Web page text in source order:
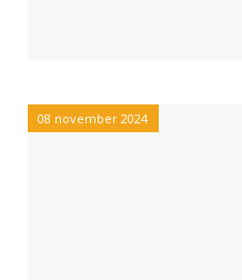
08 november 2024